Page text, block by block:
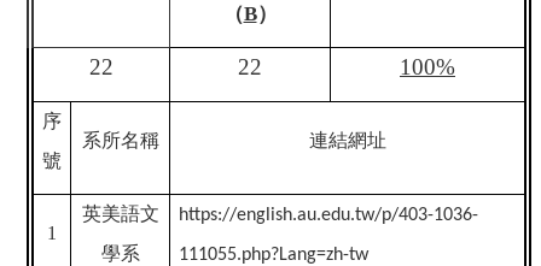
（B）
22 22 100%
序
號
系所名稱 連結網址
1
英美語文
學系
https://english.au.edu.tw/p/403-1036-
111055.php?Lang=zh-tw